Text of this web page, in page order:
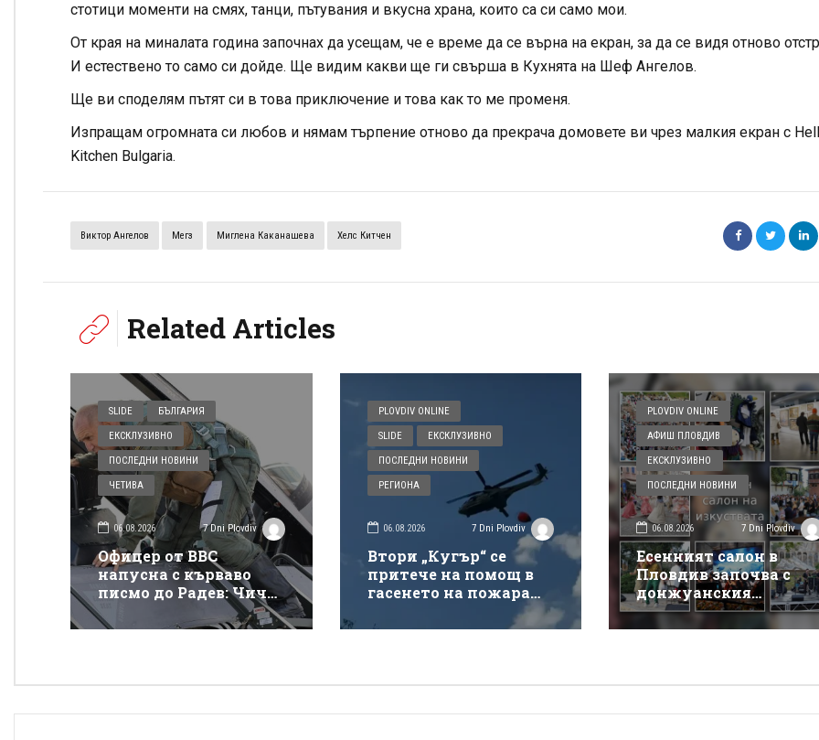
стотици моменти на смях, танци, пътувания и вкусна храна, които са си само мои.
От края на миналата година започнах да усещам, че е време да се върна на екран, за да се видя отново
И естествено то само си дойде. Ще видим какви ще ги свърша в Кухнята на Шеф Ангелов.
Ще ви споделям пътят си в това приключение и това как то ме променя.
Изпращам огромната си любов и нямам търпение отново да прекрача домовете ви чрез малкия екран с
Kitchen Bulgaria.
Виктор Ангелов Мегз Миглена Каканашева Хелс Китчен
Related Articles
SLIDE БЪЛГАРИЯ
ЕКСКЛУЗИВНО
ПОСЛЕДНИ НОВИНИ
ЧЕТИВА
06.08.2026 7 Dni Plovdiv
Офицер от ВВС
напусна с кърваво
писмо до Радев: Чичо
Румене, защо взимаш
от бедните да даваш
PLOVDIV ONLINE
SLIDE ЕКСКЛУЗИВНО
ПОСЛЕДНИ НОВИНИ
РЕГИОНА
06.08.2026 7 Dni Plovdiv
Втори „Кугър“ се
притече на помощ в
гасенето на пожара
покрай магистрала
„Тракия“
PLOVDIV ONLINE
АФИШ ПЛОВДИВ
ЕКСКЛУЗИВНО
ПОСЛЕДНИ НОВИНИ
06.08.2026 7 Dni Plovdiv
Есенният салон в
Пловдив започва с
донжуанския
спектакъл на Деян
Донков